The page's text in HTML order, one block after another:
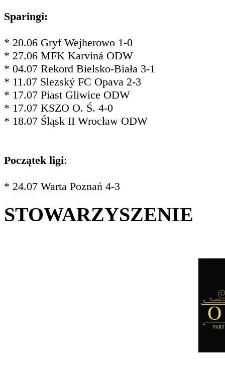
Sparingi:
* 20.06 Gryf Wejherowo 1-0
* 27.06 MFK Karviná ODW
* 04.07 Rekord Bielsko-Biała 3-1
* 11.07 Slezský FC Opava 2-3
* 17.07 Piast Gliwice ODW
* 17.07 KSZO O. Ś. 4-0
* 18.07 Śląsk II Wrocław ODW
Początek ligi:
* 24.07 Warta Poznań 4-3
STOWARZYSZENIE